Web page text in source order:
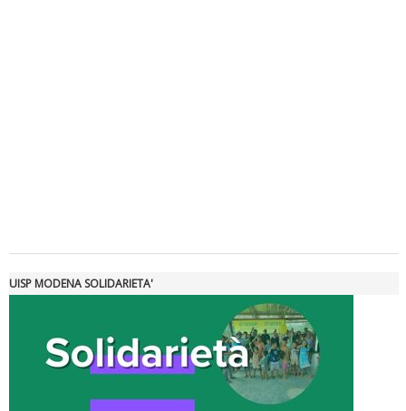
Tiziano Pesce a Radio InBlu2000 traccia il bilancio della stagione
UISP MODENA SOLIDARIETA'